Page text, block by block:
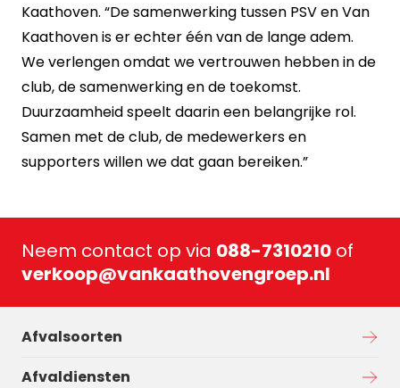
Kaathoven. “De samenwerking tussen PSV en Van
Kaathoven is er echter één van de lange adem.
We verlengen omdat we vertrouwen hebben in de
club, de samenwerking en de toekomst.
Duurzaamheid speelt daarin een belangrijke rol.
Samen met de club, de medewerkers en
supporters willen we dat gaan bereiken.”
Neem contact op via 088-7310210 of
verkoop@vankaathovengroep.nl
Afvalsoorten
Afvaldiensten